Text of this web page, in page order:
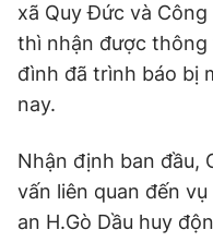
xã Quy Đức và Công
thì nhận được thông
đình đã trình báo bị
nay.
Nhận định ban đầu,
vấn liên quan đến
an H.Gò Dầu huy